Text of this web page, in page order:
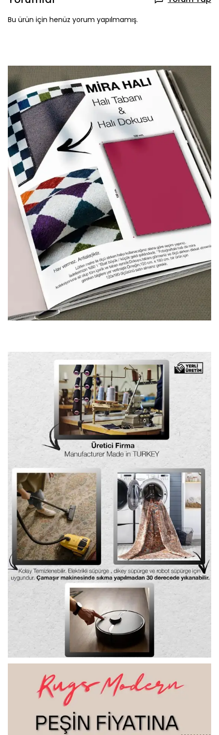
Bu ürün için henüz yorum yapılmamış.